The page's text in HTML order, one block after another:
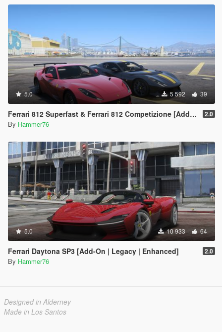
5.0 5 592 39
Ferrari 812 Superfast & Ferrari 812 Competizione [Add-On | Legacy | Enhanced] 2.0
By Hammer76
5.0 10 933 64
Ferrari Daytona SP3 [Add-On | Legacy | Enhanced] 2.0
By Hammer76
Designed in Alderney
Made in Los Santos